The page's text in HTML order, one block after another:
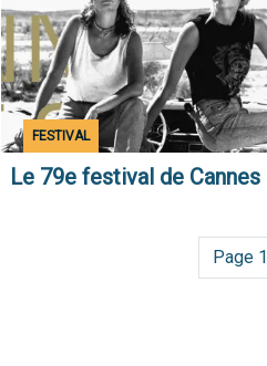
TypeFESTIVAL
Le 79e festival de Cannes
Page 1